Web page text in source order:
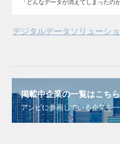
「どんなデータが消えてしまったの
デジタルデータソリューシ
掲載中企業の一覧はこちら
アンビに参画している企業を